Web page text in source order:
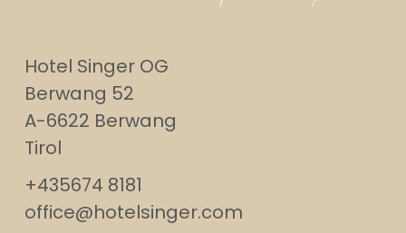
Hotel Singer OG
Berwang 52
A-6622 Berwang
Tirol
+435674 8181
office@hotelsinger.com